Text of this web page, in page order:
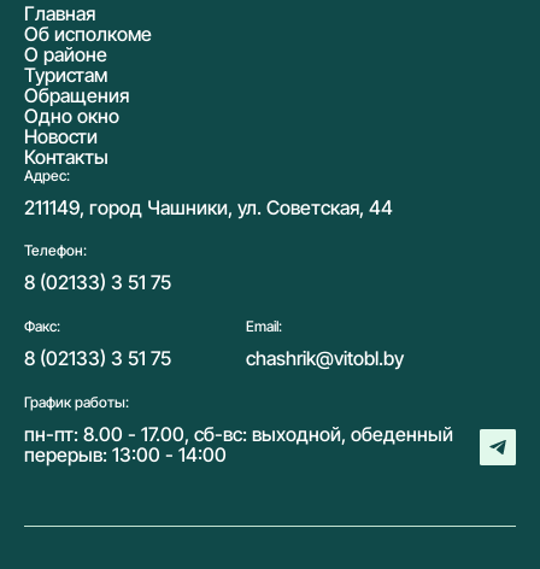
Главная
Об исполкоме
О районе
Туристам
Обращения
Одно окно
Новости
Контакты
Адрес:
211149, город Чашники, ул. Советская, 44
Телефон:
8 (02133) 3 51 75
Факс:
8 (02133) 3 51 75
Email:
chashrik@vitobl.by
График работы:
пн-пт: 8.00 - 17.00, сб-вс: выходной, обеденный
перерыв: 13:00 - 14:00